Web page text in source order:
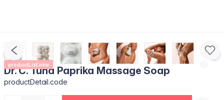
productList.new
Dr. C. Tuna Paprika Massage Soap
productDetail.code